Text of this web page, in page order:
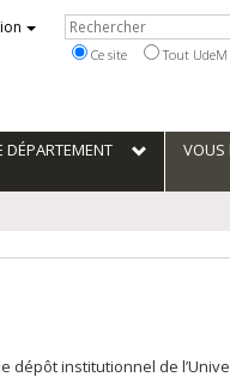
Rechercher
Ce site Tout UdeM
DÉPARTEMENT VOUS
dépôt institutionnel de